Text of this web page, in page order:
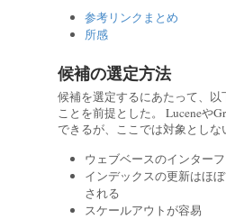
参考リンクまとめ
所感
候補の選定方法
候補を選定するにあたって、
ことを前提とした。 Luceneや
できるが、ここでは対象としな
ウェブベースのインター
インデックスの更新はほ
される
スケールアウトが容易